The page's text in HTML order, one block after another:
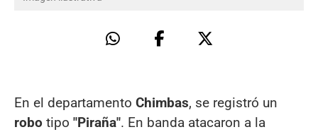
En el departamento Chimbas, se registró un
robo tipo "Piraña". En banda atacaron a la